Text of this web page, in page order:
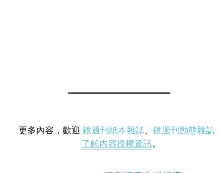
更多內容，歡迎 鏡週刊紙本雜誌、 鏡週刊動態雜誌
了解內容授權資訊。